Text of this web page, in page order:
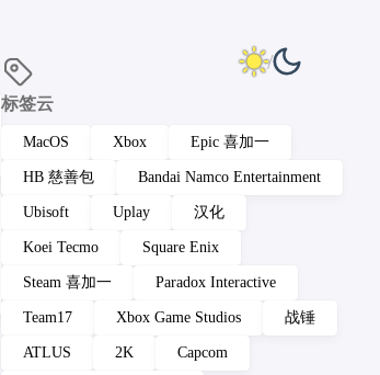
标签云
MacOS Xbox Epic 喜加一
HB 慈善包 Bandai Namco Entertainment
Ubisoft Uplay 汉化
Koei Tecmo Square Enix
Steam 喜加一 Paradox Interactive
Team17 Xbox Game Studios 战锤
ATLUS 2K Capcom